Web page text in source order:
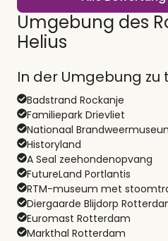
Umgebung des
Helius
In der Umgebung zu
Badstrand Rockanje
Familiepark Drievliet
Nationaal
Historyland
A Seal zeehondenopvang
FutureLand Portlantis
RTM-museum met
Diergaarde Blijdorp
Euromast Rotterdam
Markthal Rotterdam